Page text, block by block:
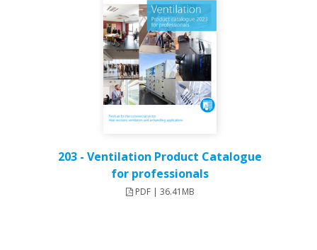
203 - Ventilation Product Catalogue
for professionals
PDF | 36.41MB